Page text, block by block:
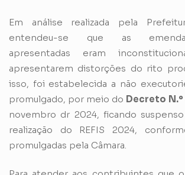
Em análise realizada pela
entendeu-se que as
apresentadas eram
apresentarem distorções do rito
isso, foi estabelecida a não
promulgado, por meio do Decreto
novembro dr 2024, ficando
realização do REFIS 2024,
promulgadas pela Câmara.